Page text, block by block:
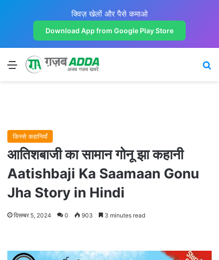
क्विज़ खेलों और पैसे कमाओ
Download App from Google Play Store
Menu
किस्से कहानियाँ
आतिशबाजी का सामान गोनू झा कहानी
Aatishbaji Ka Saamaan Gonu
Jha Story in Hindi
दिसम्बर 5, 2024 0 903 3 minutes read